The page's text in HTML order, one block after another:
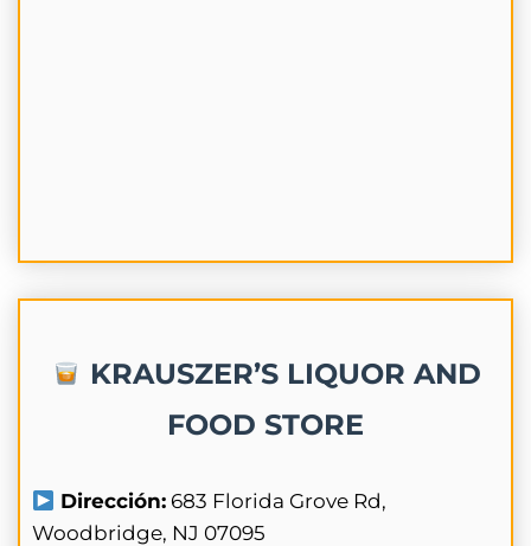
KRAUSZER’S LIQUOR AND
FOOD STORE
Dirección: 683 Florida Grove Rd,
Woodbridge, NJ 07095